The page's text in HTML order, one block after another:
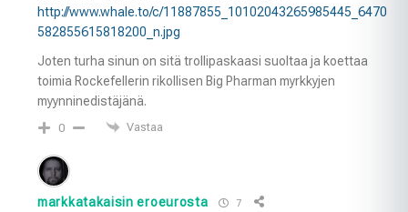
http://www.whale.to/c/11887855_10102043265985445_6470
582855615818200_n.jpg
Joten turha sinun on sitä trollipaskaasi suoltaa ja koettaa
toimia Rockefellerin rikollisen Big Pharman myrkkyjen
myynninedistäjänä.
0 Vastaa
markkatakaisin eroeurosta 7